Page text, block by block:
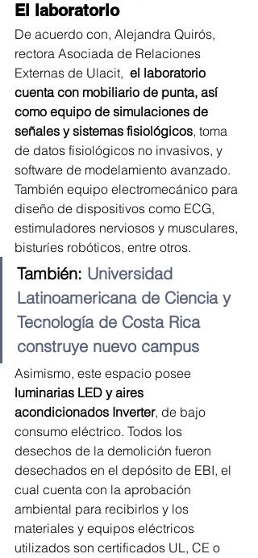
El laboratorio
De acuerdo con, Alejandra Quirós,
rectora Asociada de Relaciones
Externas de Ulacit, el laboratorio
cuenta con mobiliario de punta, así
como equipo de simulaciones de
señales y sistemas fisiológicos, toma
de datos fisiológicos no invasivos, y
software de modelamiento avanzado.
También equipo electromecánico para
diseño de dispositivos como ECG,
estimuladores nerviosos y musculares,
bisturíes robóticos, entre otros.
También: Universidad
Latinoamericana de Ciencia y
Tecnología de Costa Rica
construye nuevo campus
Asimismo, este espacio posee
luminarias LED y aires
acondicionados Inverter, de bajo
consumo eléctrico. Todos los
desechos de la demolición fueron
desechados en el depósito de EBI, el
cual cuenta con la aprobación
ambiental para recibirlos y los
materiales y equipos eléctricos
utilizados son certificados UL, CE o